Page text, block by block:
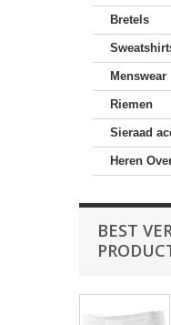
Bretels
Menswear
Riemen
Sieraad
Heren
BEST